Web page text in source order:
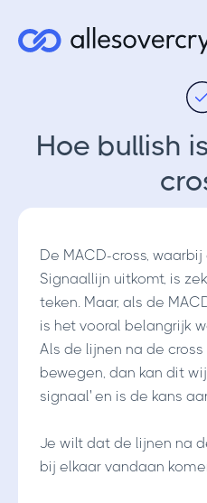
Hoe bullish
De MACD-cross,
Signaallijn uitkomt, is
teken. Maar, als de
is het vooral belangrijk
Als de lijnen na de
bewegen, dan kan dit
signaal' en is de kans
Je wilt dat de lijnen na
bij elkaar vandaan